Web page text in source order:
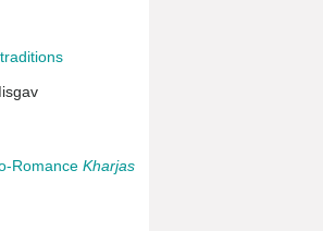
Romance Kharjas